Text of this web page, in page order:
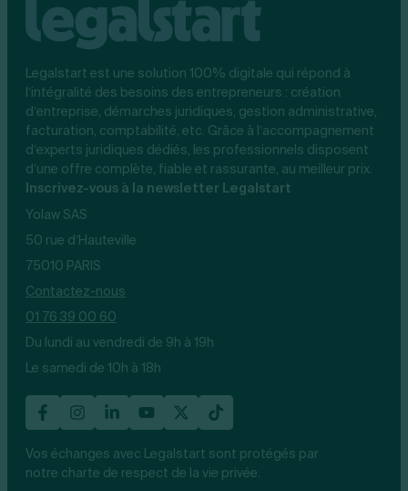
Legalstart est une solution 100% digitale qui répond à
l’intégralité des besoins des entrepreneurs : création
d’entreprise, démarches juridiques, gestion administrative,
facturation, comptabilité, etc. Grâce à l’accompagnement
d’experts juridiques dédiés, les professionnels disposent
d’une offre complète, fiable et rassurante, au meilleur prix.
Inscrivez-vous à la newsletter Legalstart
Yolaw SAS
50 rue d’Hauteville
75010 PARIS
Contactez-nous
01 76 39 00 60
Du lundi au vendredi de 9h à 19h
Le samedi de 10h à 18h
Vos échanges avec Legalstart sont protégés par
notre charte de respect de la vie privée.